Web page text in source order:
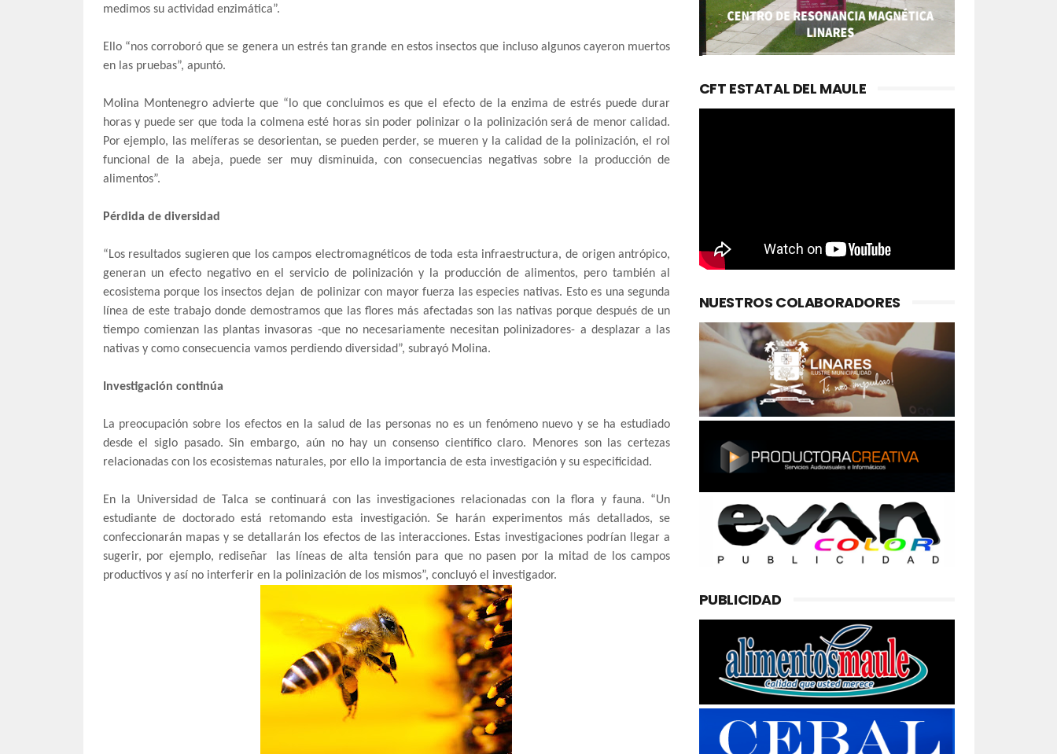
medimos su actividad enzimática”.
Ello “nos corroboró que se genera un estrés tan grande en estos insectos que incluso algunos cayeron muertos
en las pruebas”, apuntó.
Molina Montenegro advierte que “lo que concluimos es que el efecto de la enzima de estrés puede durar
horas y puede ser que toda la colmena esté horas sin poder polinizar o la polinización será de menor calidad.
Por ejemplo, las melíferas se desorientan, se pueden perder, se mueren y la calidad de la polinización, el rol
funcional de la abeja, puede ser muy disminuida, con consecuencias negativas sobre la producción de
alimentos”.
Pérdida de diversidad
“Los resultados sugieren que los campos electromagnéticos de toda esta infraestructura, de origen antrópico,
generan un efecto negativo en el servicio de polinización y la producción de alimentos, pero también al
ecosistema porque los insectos dejan de polinizar con mayor fuerza las especies nativas. Esto es una segunda
línea de este trabajo donde demostramos que las flores más afectadas son las nativas porque después de un
tiempo comienzan las plantas invasoras -que no necesariamente necesitan polinizadores- a desplazar a las
nativas y como consecuencia vamos perdiendo diversidad”, subrayó Molina.
Investigación continúa
La preocupación sobre los efectos en la salud de las personas no es un fenómeno nuevo y se ha estudiado
desde el siglo pasado. Sin embargo, aún no hay un consenso científico claro. Menores son las certezas
relacionadas con los ecosistemas naturales, por ello la importancia de esta investigación y su especificidad.
En la Universidad de Talca se continuará con las investigaciones relacionadas con la flora y fauna. “Un
estudiante de doctorado está retomando esta investigación. Se harán experimentos más detallados, se
confeccionarán mapas y se detallarán los efectos de las interacciones. Estas investigaciones podrían llegar a
sugerir, por ejemplo, rediseñar las líneas de alta tensión para que no pasen por la mitad de los campos
productivos y así no interferir en la polinización de los mismos”, concluyó el investigador.
CFT ESTATAL DEL MAULE
NUESTROS COLABORADORES
PUBLICIDAD